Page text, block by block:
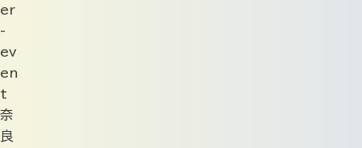
er
-
ev
en
t
奈
良